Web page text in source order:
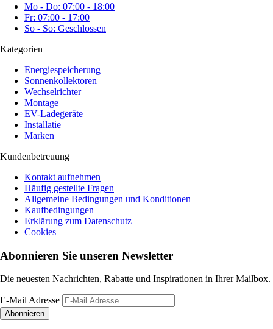
Mo - Do: 07:00 - 18:00
Fr: 07:00 - 17:00
So - So: Geschlossen
Kategorien
Energiespeicherung
Sonnenkollektoren
Wechselrichter
Montage
EV-Ladegeräte
Installatie
Marken
Kundenbetreuung
Kontakt aufnehmen
Häufig gestellte Fragen
Allgemeine Bedingungen und Konditionen
Kaufbedingungen
Erklärung zum Datenschutz
Cookies
Abonnieren Sie unseren Newsletter
Die neuesten Nachrichten, Rabatte und Inspirationen in Ihrer Mailbox.
E-Mail Adresse
Abonnieren